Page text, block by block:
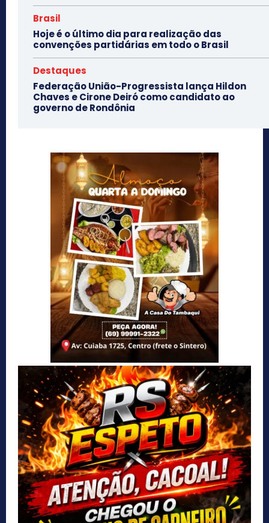
Brasil
Hoje é o último dia para realização das
convenções partidárias em todo o Brasil
Destaques
Federação União-Progressista lança Hildon
Chaves e Cirone Deiró como candidato ao
governo de Rondônia